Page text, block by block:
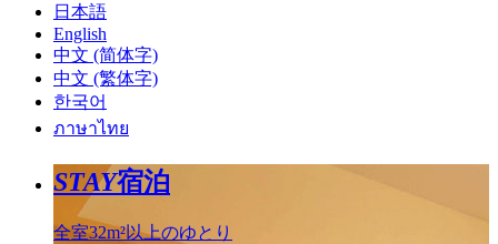
日本語
English
中文 (简体字)
中文 (繁体字)
한국어
ภาษาไทย
STAY宿泊
全室32m²以上のゆとり